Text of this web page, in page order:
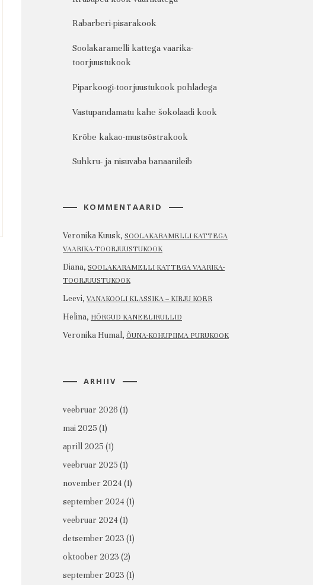
Rabarberi-pisarakook
Soolakaramelli kattega vaarika-
toorjuustukook
Piparkoogi-toorjuustukook pohladega
Vastupandamatu kahe šokolaadi kook
Krõbe kakao-mustsõstrakook
Suhkru- ja nisuvaba banaanileib
KOMMENTAARID
Veronika Kuusk, SOOLAKARAMELLI KATTEGA
VAARIKA-TOORJUUSTUKOOK
Diana, SOOLAKARAMELLI KATTEGA VAARIKA-
TOORJUUSTUKOOK
Leevi, VANAKOOLI KLASSIKA – KIRJU KOER
Helina, HÕRGUD KANEELIRULLID
Veronika Humal, ÕUNA-KOHUPIIMA PURUKOOK
ARHIIV
veebruar 2026 (1)
mai 2025 (1)
aprill 2025 (1)
veebruar 2025 (1)
november 2024 (1)
september 2024 (1)
veebruar 2024 (1)
detsember 2023 (1)
oktoober 2023 (2)
september 2023 (1)